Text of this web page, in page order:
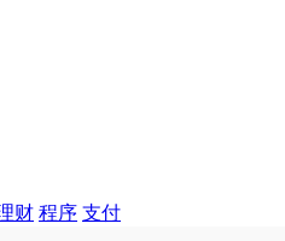
财 程序 支付